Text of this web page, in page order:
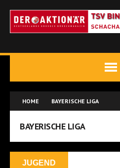
HOME BAYERISCHE LIGA
BAYERISCHE LIGA
JUGEND